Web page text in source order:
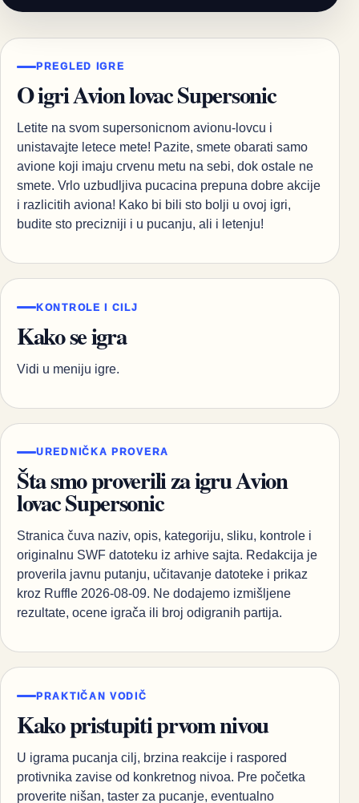
PREGLED IGRE
O igri Avion lovac Supersonic
Letite na svom supersonicnom avionu-lovcu i
unistavajte letece mete! Pazite, smete obarati samo
avione koji imaju crvenu metu na sebi, dok ostale ne
smete. Vrlo uzbudljiva pucacina prepuna dobre akcije
i razlicitih aviona! Kako bi bili sto bolji u ovoj igri,
budite sto precizniji i u pucanju, ali i letenju!
KONTROLE I CILJ
Kako se igra
Vidi u meniju igre.
UREDNIČKA PROVERA
Šta smo proverili za igru Avion
lovac Supersonic
Stranica čuva naziv, opis, kategoriju, sliku, kontrole i
originalnu SWF datoteku iz arhive sajta. Redakcija je
proverila javnu putanju, učitavanje datoteke i prikaz
kroz Ruffle 2026-08-09. Ne dodajemo izmišljene
rezultate, ocene igrača ili broj odigranih partija.
PRAKTIČAN VODIČ
Kako pristupiti prvom nivou
U igrama pucanja cilj, brzina reakcije i raspored
protivnika zavise od konkretnog nivoa. Pre početka
proverite nišan, taster za pucanje, eventualno